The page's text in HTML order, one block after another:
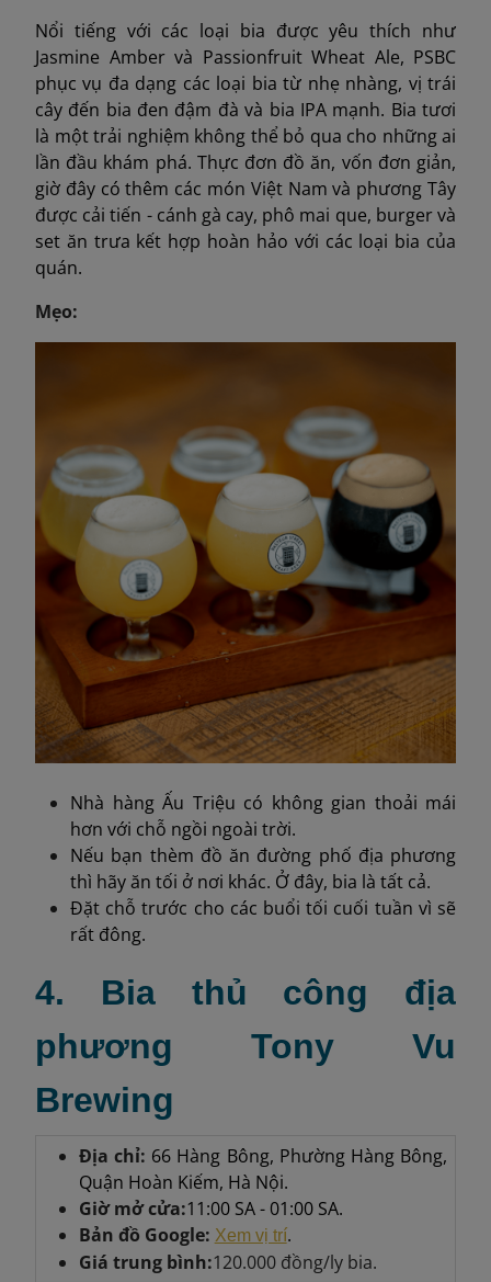
Nổi tiếng với các loại bia được yêu thích như
Jasmine Amber và Passionfruit Wheat Ale, PSBC
phục vụ đa dạng các loại bia từ nhẹ nhàng, vị trái
cây đến bia đen đậm đà và bia IPA mạnh. Bia tươi
là một trải nghiệm không thể bỏ qua cho những ai
lần đầu khám phá. Thực đơn đồ ăn, vốn đơn giản,
giờ đây có thêm các món Việt Nam và phương Tây
được cải tiến - cánh gà cay, phô mai que, burger và
set ăn trưa kết hợp hoàn hảo với các loại bia của
quán.
Mẹo:
Nhà hàng Ấu Triệu có không gian thoải mái
hơn với chỗ ngồi ngoài trời.
Nếu bạn thèm đồ ăn đường phố địa phương
thì hãy ăn tối ở nơi khác. Ở đây, bia là tất cả.
Đặt chỗ trước cho các buổi tối cuối tuần vì sẽ
rất đông.
4. Bia thủ công địa
phương Tony Vu
Brewing
Địa chỉ: 66 Hàng Bông, Phường Hàng Bông,
Quận Hoàn Kiếm, Hà Nội.
Giờ mở cửa:11:00 SA - 01:00 SA.
Bản đồ Google: Xem vị trí.
Giá trung bình:120.000 đồng/ly bia.